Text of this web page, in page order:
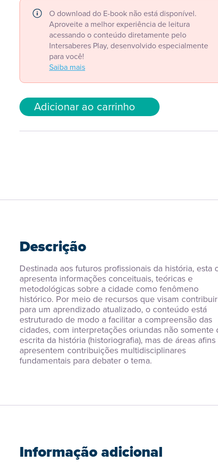
O download do E-book não está disponível.
Aproveite a melhor experiência de leitura
acessando o conteúdo diretamente pelo
Intersaberes Play, desenvolvido especialmente
para você!
Saiba mais
Adicionar ao carrinho
Descrição
Destinada aos futuros profissionais da história, esta
apresenta informações conceituais, teóricas e
metodológicas sobre a cidade como fenômeno
histórico. Por meio de recursos que visam contribuir
para um aprendizado atualizado, o conteúdo está
estruturado de modo a facilitar a compreensão das
cidades, com interpretações oriundas não somente
escrita da história (historiografia), mas de áreas
apresentem contribuições multidisciplinares
fundamentais para debater o tema.
Informação adicional